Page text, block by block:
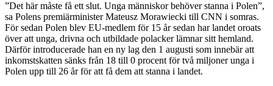
”Det här måste få ett slut. Unga människor behöver stanna i Polen”,
sa Polens premiärminister Mateusz Morawiecki till CNN i somras.
För sedan Polen blev EU-medlem för 15 år sedan har landet oroats
över att unga, drivna och utbildade polacker lämnar sitt hemland.
Därför introducerade han en ny lag den 1 augusti som innebär att
inkomstskatten sänks från 18 till 0 procent för två miljoner unga i
Polen upp till 26 år för att få dem att stanna i landet.